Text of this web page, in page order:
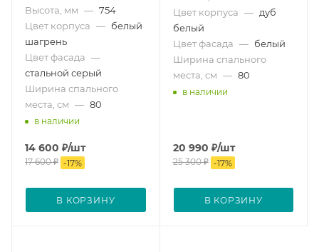
Высота, мм — 754
Цвет корпуса — белый
шагрень
Цвет фасада —
стальной серый
Ширина спального
места, см — 80
в наличии
14 600 ₽/шт
17 600₽ -17%
В КОРЗИНУ
Цвет корпуса — дуб
белый
Цвет фасада — белый
Ширина спального
места, см — 80
в наличии
20 990 ₽/шт
25 300₽ -17%
В КОРЗИНУ